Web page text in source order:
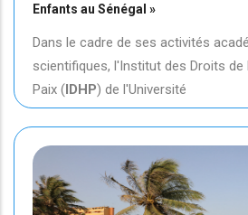
Enfants au Sénégal »
Dans le cadre de ses activités
scientifiques, l'Institut des Droits
Paix (IDHP) de l'Université